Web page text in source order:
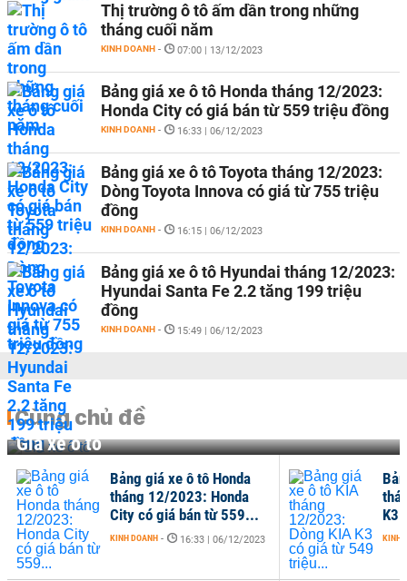
Thị trường ô tô ấm dần trong những
tháng cuối năm
KINH DOANH - 07:00 | 13/12/2023
Bảng giá xe ô tô Honda tháng 12/2023:
Honda City có giá bán từ 559 triệu đồng
KINH DOANH - 16:33 | 06/12/2023
Bảng giá xe ô tô Toyota tháng 12/2023:
Dòng Toyota Innova có giá từ 755 triệu
đồng
KINH DOANH - 16:15 | 06/12/2023
Bảng giá xe ô tô Hyundai tháng 12/2023:
Hyundai Santa Fe 2.2 tăng 199 triệu
đồng
KINH DOANH - 15:49 | 06/12/2023
Cùng chủ đề
Giá xe ô tô
Bảng giá xe ô tô Honda
tháng 12/2023: Honda
City có giá bán từ 559...
KINH DOANH - 16:33 | 06/12/2023
K3
KINH